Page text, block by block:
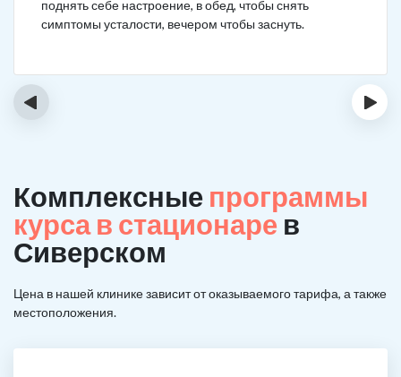
поднять себе настроение, в обед, чтобы снять
симптомы усталости, вечером чтобы заснуть.
‹ ›
Комплексные программы
курса в стационаре в
Сиверском
Цена в нашей клинике зависит от оказываемого тарифа, а также
местоположения.